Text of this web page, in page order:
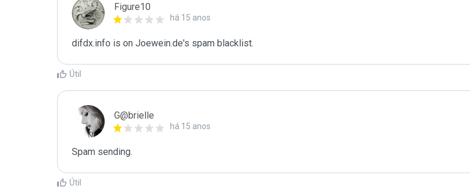
Figure10
há 15 anos
difdx.info is on Joewein.de's spam blacklist.
Útil
G@brielle
há 15 anos
Spam sending.
Útil